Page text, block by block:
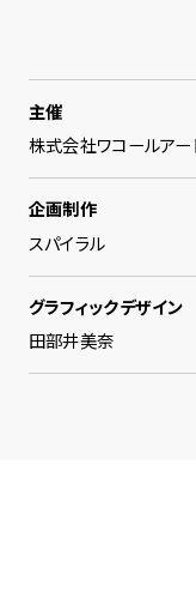
主催
株式会社ワコールアー
企画制作
スパイラル
グラフィックデザイン
田部井美奈